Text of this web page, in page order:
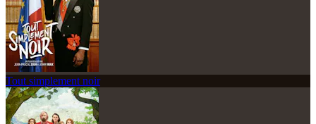
Tout simplement noir